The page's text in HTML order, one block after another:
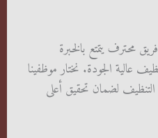
محترف يتمتع بالخبرة
عالية الجودة. نختار موظفينا
لضمان تحقيق أعلى